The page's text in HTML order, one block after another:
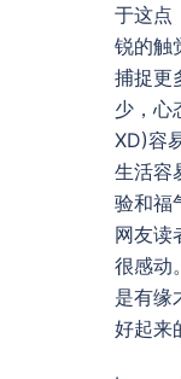
于这点
锐的触
捕捉更
少，心
XD)容
生活容
验和福
网友读
很感动
是有缘
好起来